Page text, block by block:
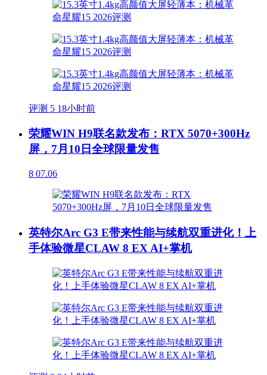
评测 5 18小时前
荣耀WIN H9联名款发布：RTX 5070+300Hz
屏，7月10日全球限量发售
8 07.06
英特尔Arc G3 E带来性能与续航双重进化！上
手体验微星CLAW 8 EX AI+掌机